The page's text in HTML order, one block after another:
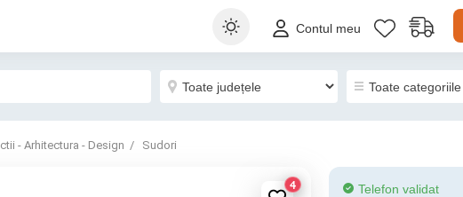
Contul meu
- Arhitectura - Design Sudori
4 Telefon validat